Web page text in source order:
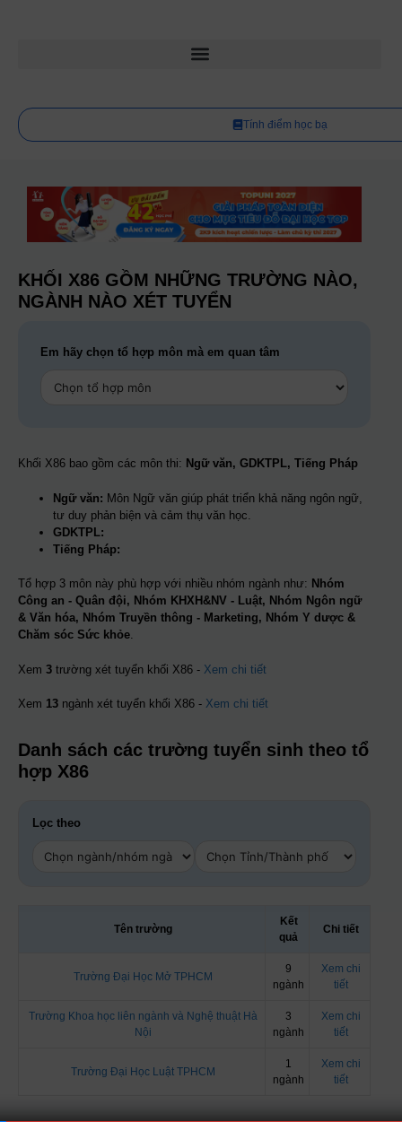
Tính điểm học bạ
KHỐI X86 GỒM NHỮNG TRƯỜNG NÀO,
NGÀNH NÀO XÉT TUYỂN
Em hãy chọn tổ hợp môn mà em quan tâm
Khối X86 bao gồm các môn thi: Ngữ văn, GDKTPL, Tiếng Pháp
Ngữ văn: Môn Ngữ văn giúp phát triển khả năng ngôn ngữ,
tư duy phản biện và cảm thụ văn học.
GDKTPL:
Tiếng Pháp:
Tổ hợp 3 môn này phù hợp với nhiều nhóm ngành như: Nhóm
Công an - Quân đội, Nhóm KHXH&NV - Luật, Nhóm Ngôn ngữ
& Văn hóa, Nhóm Truyền thông - Marketing, Nhóm Y dược &
Chăm sóc Sức khỏe.
Xem 3 trường xét tuyển khối X86 - Xem chi tiết
Xem 13 ngành xét tuyển khối X86 - Xem chi tiết
Danh sách các trường tuyển sinh theo tổ
hợp X86
Lọc theo
Tên trường
Kết
quả
Chi tiết
Trường Đại Học Mở TPHCM
9
ngành
Xem chi
tiết
Trường Khoa học liên ngành và Nghệ thuật Hà
Nội
3
ngành
Xem chi
tiết
Trường Đại Học Luật TPHCM
1
ngành
Xem chi
tiết